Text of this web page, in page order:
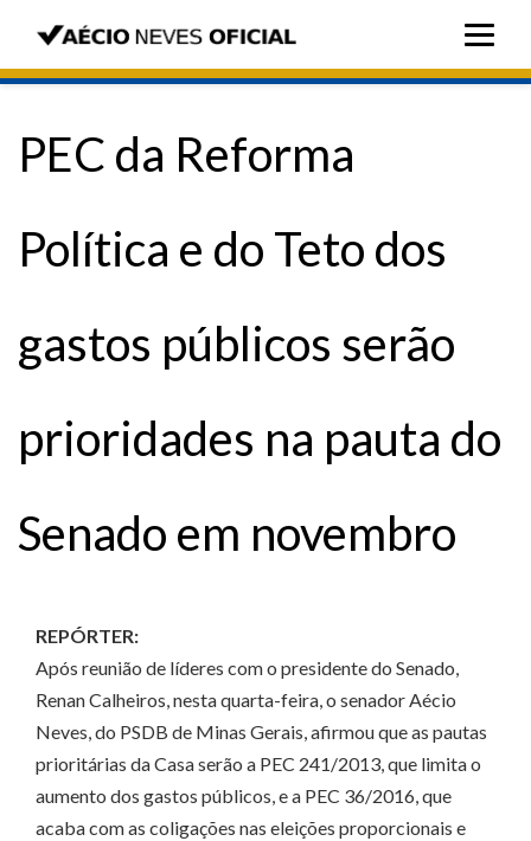
PEC da Reforma
Política e do Teto dos
gastos públicos serão
prioridades na pauta do
Senado em novembro
REPÓRTER:
Após reunião de líderes com o presidente do Senado,
Renan Calheiros, nesta quarta-feira, o senador Aécio
Neves, do PSDB de Minas Gerais, afirmou que as pautas
prioritárias da Casa serão a PEC 241/2013, que limita o
aumento dos gastos públicos, e a PEC 36/2016, que
acaba com as coligações nas eleições proporcionais e